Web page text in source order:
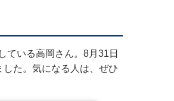
ている高岡さん。8月31日
た。気になる人は、ぜひ